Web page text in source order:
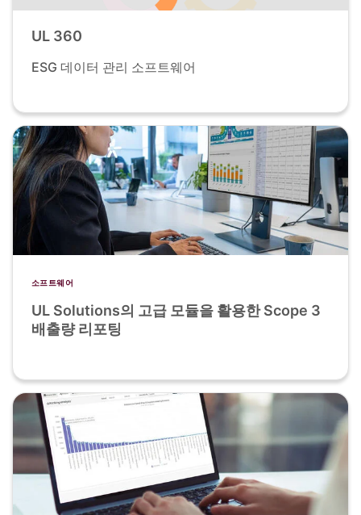
UL 360
ESG 데이터 관리 소프트웨어
소프트웨어
UL Solutions의 고급 모듈을 활용한 Scope 3
배출량 리포팅